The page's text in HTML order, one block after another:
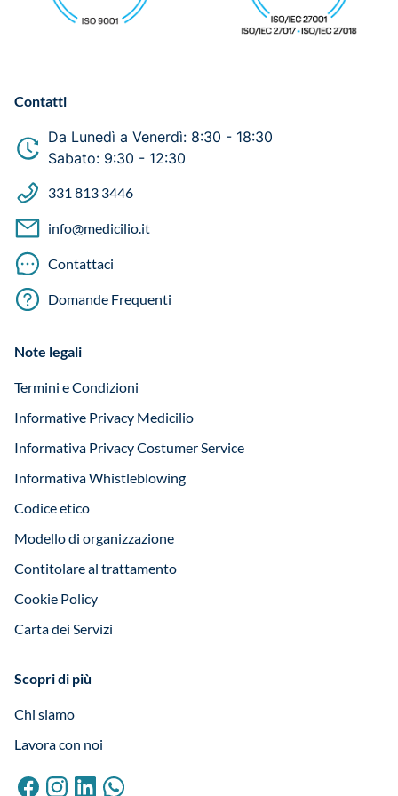
Contatti
Da Lunedì a Venerdì: 8:30 - 18:30
Sabato: 9:30 - 12:30
331 813 3446
info@medicilio.it
Contattaci
Domande Frequenti
Note legali
Termini e Condizioni
Informative Privacy Medicilio
Informativa Privacy Costumer Service
Informativa Whistleblowing
Codice etico
Modello di organizzazione
Contitolare al trattamento
Cookie Policy
Carta dei Servizi
Scopri di più
Chi siamo
Lavora con noi